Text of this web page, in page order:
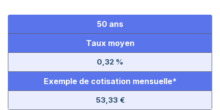
50 ans
Taux moyen
0,32 %
Exemple de cotisation mensuelle*
53,33 €